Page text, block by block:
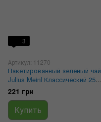
3
Артикул: 11270
Пакетированный зеленый чай
Julius Meinl Классический 25
шт
221 грн
Купить